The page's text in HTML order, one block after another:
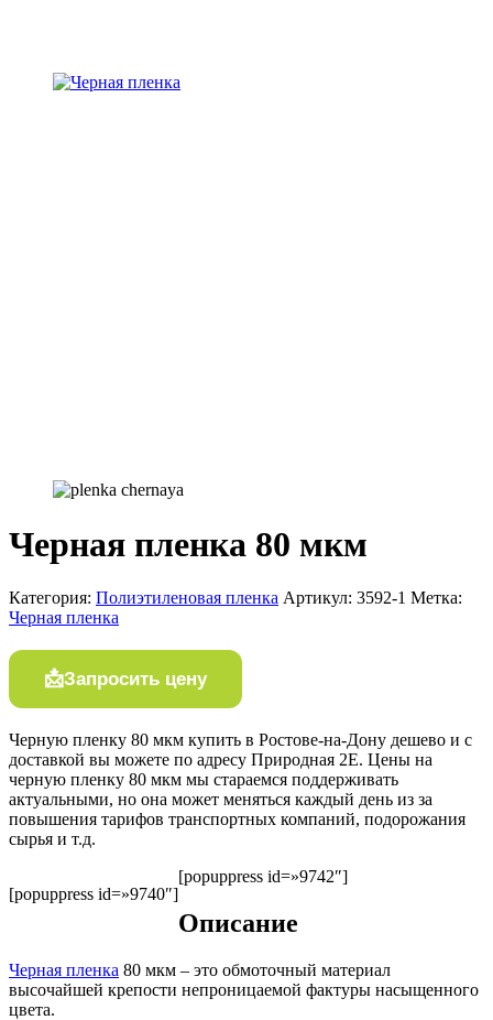
Черная пленка 80 мкм
Категория: Полиэтиленовая пленка Артикул: 3592-1 Метка:
Черная пленка
Запросить цену
Черную пленку 80 мкм купить в Ростове-на-Дону дешево и с
доставкой вы можете по адресу Природная 2Е. Цены на
черную пленку 80 мкм мы стараемся поддерживать
актуальными, но она может меняться каждый день из за
повышения тарифов транспортных компаний, подорожания
сырья и т.д.
[popuppress id=»9740″]
[popuppress id=»9742″]
Описание
Черная пленка 80 мкм – это обмоточный материал
высочайшей крепости непроницаемой фактуры насыщенного
цвета.